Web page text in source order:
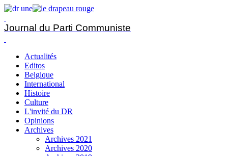
Journal du Parti Communiste
Actualités
Editos
Belgique
International
Histoire
Culture
L'invité du DR
Opinions
Archives
Archives 2021
Archives 2020